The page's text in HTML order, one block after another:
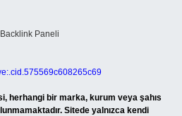
herhangi bir marka, kurum veya şahıs
Sitede yalnızca kendi